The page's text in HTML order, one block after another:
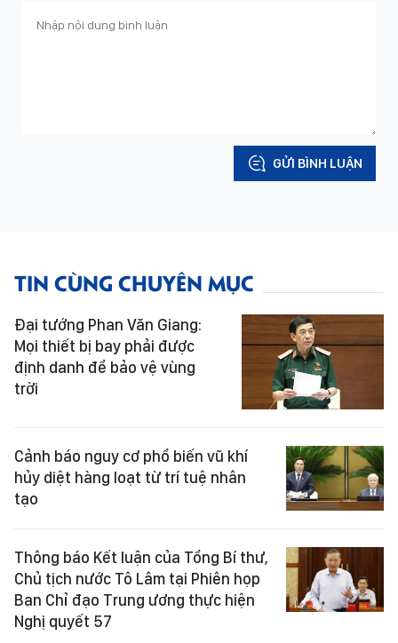
GỬI BÌNH LUẬN
TIN CÙNG CHUYÊN MỤC
Đại tướng Phan Văn Giang:
Mọi thiết bị bay phải được
định danh để bảo vệ vùng
trời
Cảnh báo nguy cơ phổ biến vũ khí
hủy diệt hàng loạt từ trí tuệ nhân
tạo
Thông báo Kết luận của Tổng Bí thư,
Chủ tịch nước Tô Lâm tại Phiên họp
Ban Chỉ đạo Trung ương thực hiện
Nghị quyết 57